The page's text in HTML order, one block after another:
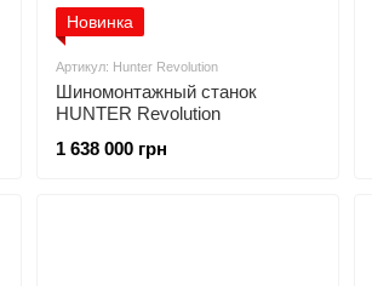
Новинка
Артикул: Hunter Revolution
Шиномонтажный станок
HUNTER Revolution
1 638 000 грн